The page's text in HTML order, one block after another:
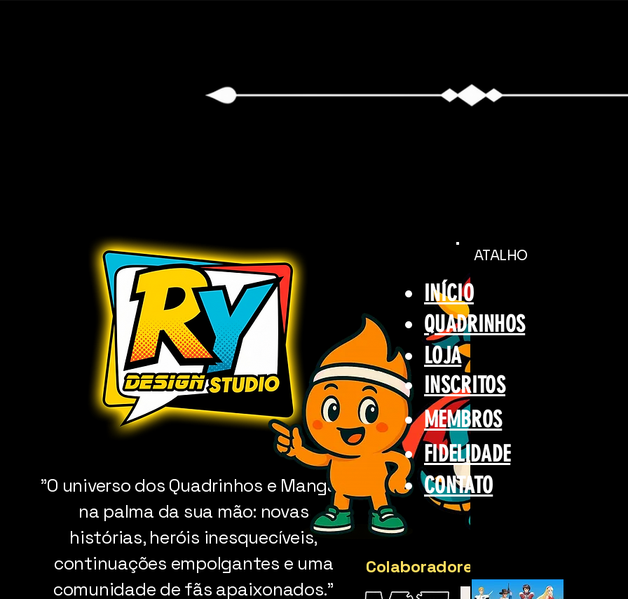
"O universo dos Quadrinhos e Mangás
na palma da sua mão: novas
histórias, heróis inesquecíveis,
continuações empolgantes e uma
comunidade de fãs apaixonados."
Colaboradores
ATALHO
INÍCIO
QUADRINHOS
LOJA
INSCRITOS
MEMBROS
FIDELIDADE
CONTATO